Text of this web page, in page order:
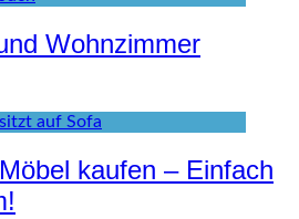
Wohnzimmer
kaufen – Einfach